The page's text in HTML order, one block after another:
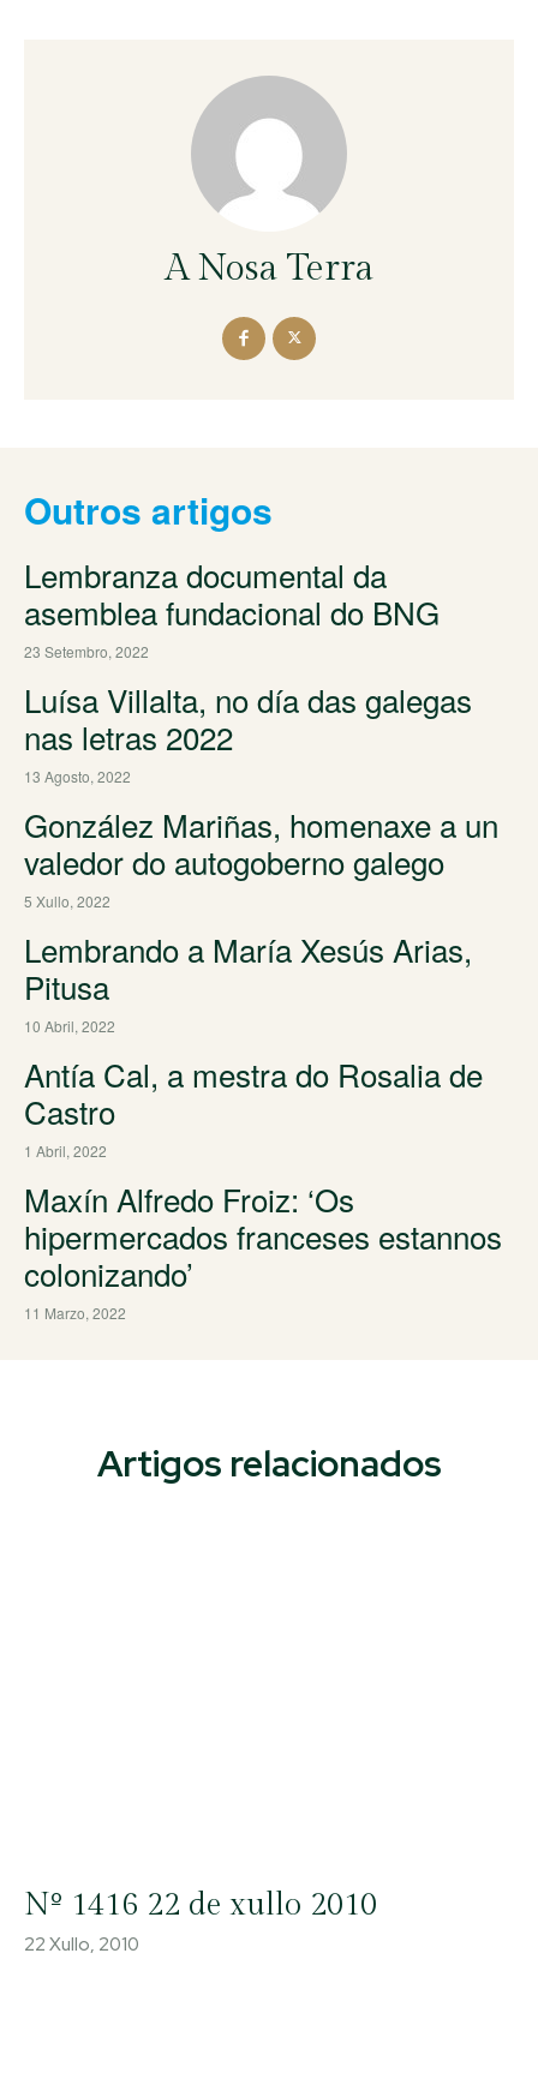
A Nosa Terra
Outros artigos
Lembranza documental da
asemblea fundacional do BNG
23 Setembro, 2022
Luísa Villalta, no día das galegas
nas letras 2022
13 Agosto, 2022
González Mariñas, homenaxe a un
valedor do autogoberno galego
5 Xullo, 2022
Lembrando a María Xesús Arias,
Pitusa
10 Abril, 2022
Antía Cal, a mestra do Rosalia de
Castro
1 Abril, 2022
Maxín Alfredo Froiz: ‘Os
hipermercados franceses estannos
colonizando’
11 Marzo, 2022
Artigos relacionados
Nº 1416 22 de xullo 2010
22 Xullo, 2010